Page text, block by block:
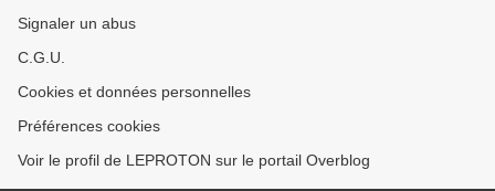
Signaler un abus
C.G.U.
Cookies et données personnelles
Préférences cookies
Voir le profil de LEPROTON sur le portail Overblog